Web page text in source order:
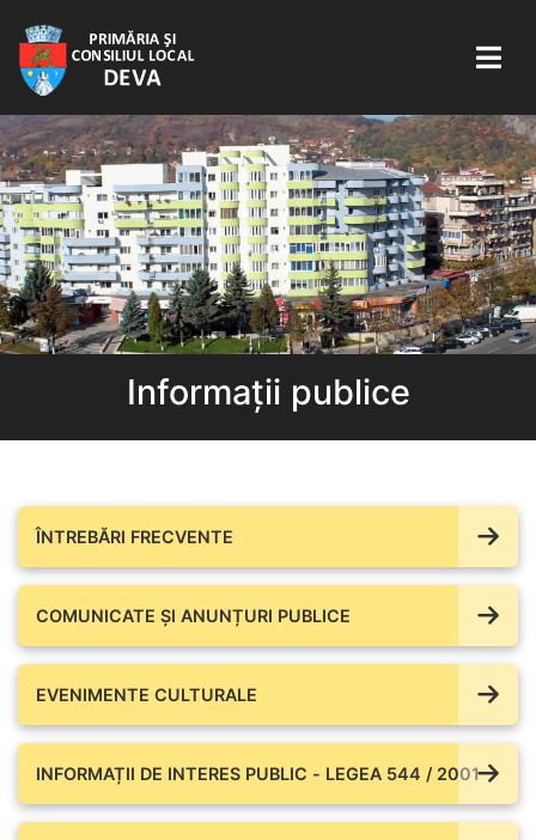
Informații publice
ÎNTREBĂRI FRECVENTE
COMUNICATE ŞI ANUNȚURI PUBLICE
EVENIMENTE CULTURALE
INFORMAȚII DE INTERES PUBLIC - LEGEA 544 / 2001